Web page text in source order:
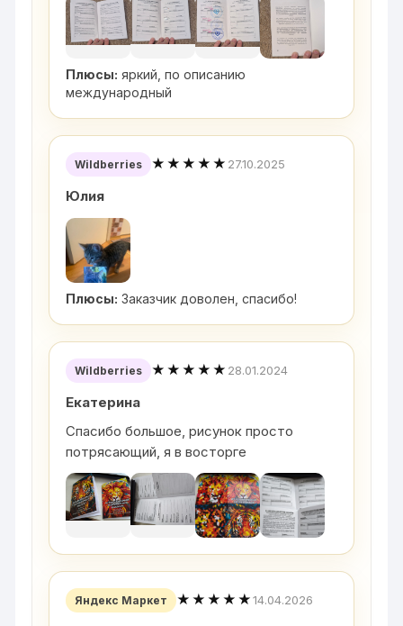
Плюсы: яркий, по описанию
международный
Wildberries ★★★★★ 27.10.2025
Юлия
Плюсы: Заказчик доволен, спасибо!
Wildberries ★★★★★ 28.01.2024
Екатерина
Спасибо большое, рисунок просто
потрясающий, я в восторге
Яндекс Маркет ★★★★★14.04.2026